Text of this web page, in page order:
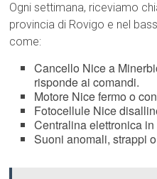
Ogni settimana, riceviamo
provincia di Rovigo e nel
come:
Cancello Nice a
risponde ai comandi.
Motore Nice fermo o
Fotocellule Nice
Centralina elettronica in
Suoni anomali, strappi